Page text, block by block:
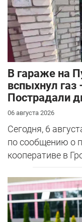
В гараже на
вспыхнул
Пострадали
06 августа 2026
Сегодня, 6
по сообщению о
кооперативе в